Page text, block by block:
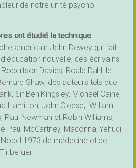
de notre unité psycho-
ont étudié la technique
américain John Dewey qui fait
nouvelle, des écrivains
Robertson Davies, Roald Dahl, le
Shaw, des acteurs tels que
Sir Ben Kingsley, Michael Caine,
Hamilton, John Cleese, William
Paul Newman et Robin Williams,
Paul McCartney, Madonna, Yehudi
Nobel 1973 de médecine et de